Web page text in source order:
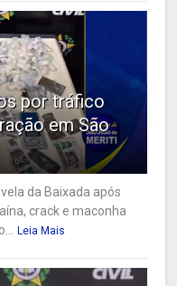
por tráfico
em São
da Baixada após
crack e maconha
Leia Mais